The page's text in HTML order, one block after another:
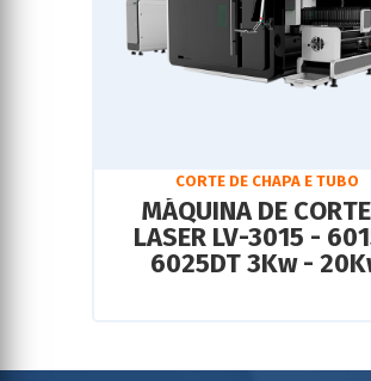
CORTE DE CHAPA E TUBO
MÁQUINA DE
LASER LV-3015 - 6015 -
6025DT 3Kw -